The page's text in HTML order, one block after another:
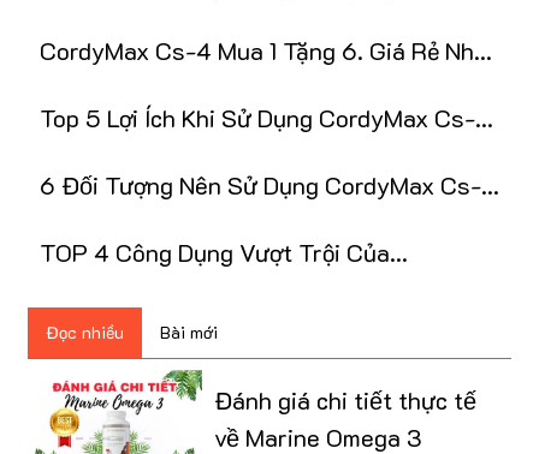
CordyMax Cs-4 Mua 1 Tặng 6. Giá Rẻ Nhất
Top 5 Lợi Ích Khi Sử Dụng CordyMax Cs-4
6 Đối Tượng Nên Sử Dụng CordyMax Cs-4
TOP 4 Công Dụng Vượt Trội Của
Đọc nhiều Bài mới
Đánh giá chi tiết thực tế
về Marine Omega 3